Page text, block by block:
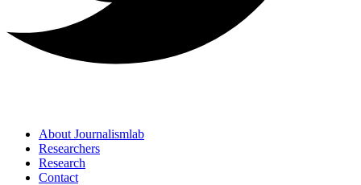
About Journalismlab
Researchers
Research
Contact